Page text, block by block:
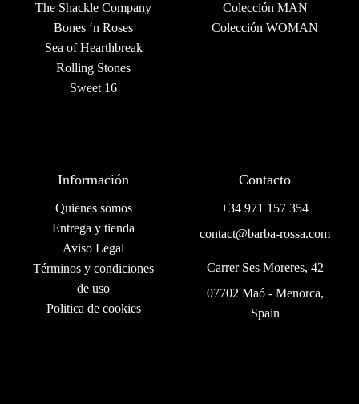
The Shackle Company
Bones ‘n Roses
Sea of Hearthbreak
Rolling Stones
Sweet 16
Colección MAN
Colección WOMAN
Información
Quienes somos
Entrega y tienda
Aviso Legal
Términos y condiciones
de uso
Politica de cookies
Contacto
+34 971 157 354
contact@barba-rossa.com
Carrer Ses Moreres, 42
07702 Maó - Menorca,
Spain